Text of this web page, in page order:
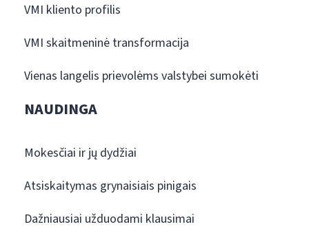
VMI kliento profilis
VMI skaitmeninė transformacija
Vienas langelis prievolėms valstybei sumokėti
NAUDINGA
Mokesčiai ir jų dydžiai
Atsiskaitymas grynaisiais pinigais
Dažniausiai užduodami klausimai